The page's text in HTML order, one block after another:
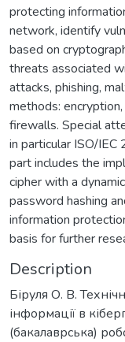
protecting
network, identify
based on
threats associated
attacks, phishing,
methods:
firewalls. Special
in particular ISO/
part includes the
cipher with a
password hashing
information
basis for further
Description
Біруля О. В.
інформації в
(бакалаврська)